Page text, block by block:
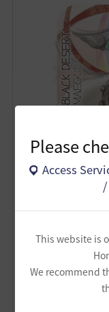
Please
Access
This website is
We recommend